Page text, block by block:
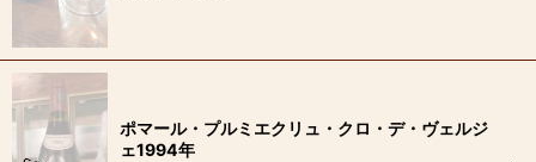
ポマール・プルミエクリュ・クロ・デ・ヴェルジ
ェ1994年